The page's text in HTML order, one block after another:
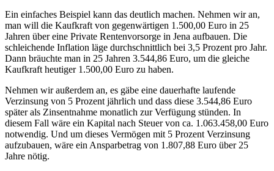
Ein einfaches Beispiel kann das deutlich machen. Nehmen wir an,
man will die Kaufkraft von gegenwärtigen 1.500,00 Euro in 25
Jahren über eine Private Rentenvorsorge in Jena aufbauen. Die
schleichende Inflation läge durchschnittlich bei 3,5 Prozent pro Jahr.
Dann bräuchte man in 25 Jahren 3.544,86 Euro, um die gleiche
Kaufkraft heutiger 1.500,00 Euro zu haben.
Nehmen wir außerdem an, es gäbe eine dauerhafte laufende
Verzinsung von 5 Prozent jährlich und dass diese 3.544,86 Euro
später als Zinsentnahme monatlich zur Verfügung stünden. In
diesem Fall wäre ein Kapital nach Steuer von ca. 1.063.458,00 Euro
notwendig. Und um dieses Vermögen mit 5 Prozent Verzinsung
aufzubauen, wäre ein Ansparbetrag von 1.807,88 Euro über 25
Jahre nötig.